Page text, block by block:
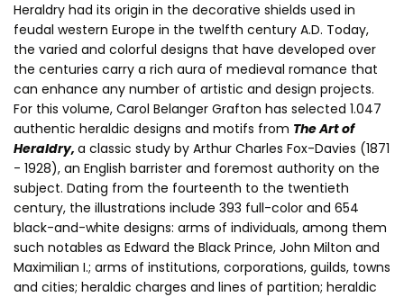
Heraldry had its origin in the decorative shields used in
feudal western Europe in the twelfth century A.D. Today,
the varied and colorful designs that have developed over
the centuries carry a rich aura of medieval romance that
can enhance any number of artistic and design projects.
For this volume, Carol Belanger Grafton has selected 1.047
authentic heraldic designs and motifs from The Art of
Heraldry, a classic study by Arthur Charles Fox-Davies (1871
- 1928), an English barrister and foremost authority on the
subject. Dating from the fourteenth to the twentieth
century, the illustrations include 393 full-color and 654
black-and-white designs: arms of individuals, among them
such notables as Edward the Black Prince, John Milton and
Maximilian I.; arms of institutions, corporations, guilds, towns
and cities; heraldic charges and lines of partition; heraldic